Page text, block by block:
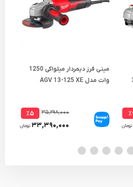
تومان
مینی فرز دیمردار میلواکی 1250
وات مدل AGV 13-125 XE
۳۵,۲۹۸,۰۰۰ ٪۵
۳۳,۳۹۰,۰۰۰ تومان